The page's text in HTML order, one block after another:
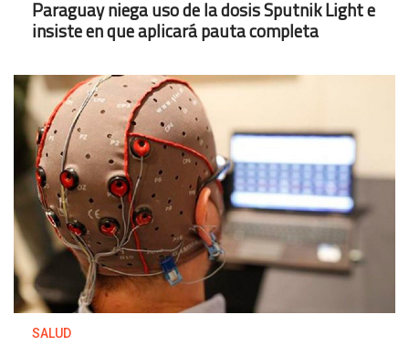
Paraguay niega uso de la dosis Sputnik Light e
insiste en que aplicará pauta completa
SALUD